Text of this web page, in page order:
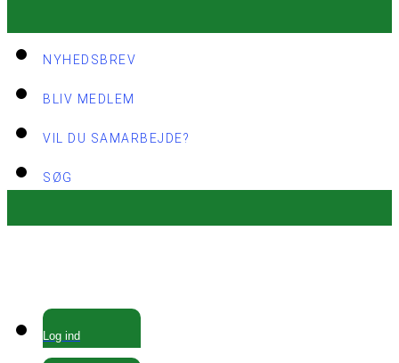
NYHEDSBREV
BLIV MEDLEM
VIL DU SAMARBEJDE?
SØG
Log ind